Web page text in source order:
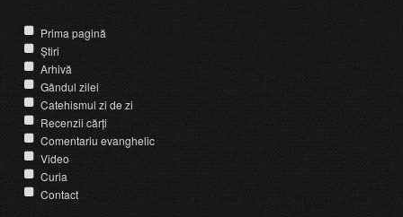
Prima pagină
Știri
Arhivă
Gândul zilei
Catehismul zi de zi
Recenzii cărți
Comentariu evanghelic
Video
Curia
Contact